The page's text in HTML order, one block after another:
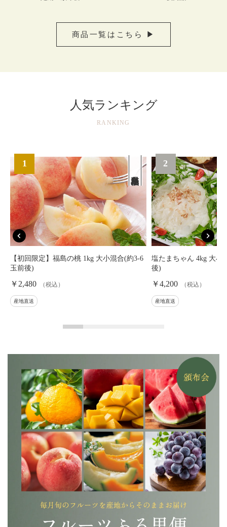
商品一覧はこちら ▶
人気ランキング
RANKING
【初回限定】福島の桃 1kg 大小混合(約3-6
玉前後)
￥2,480 （税込）
産地直送
塩たまちゃん 4kg 大小
後)
￥4,200 （税込）
産地直送